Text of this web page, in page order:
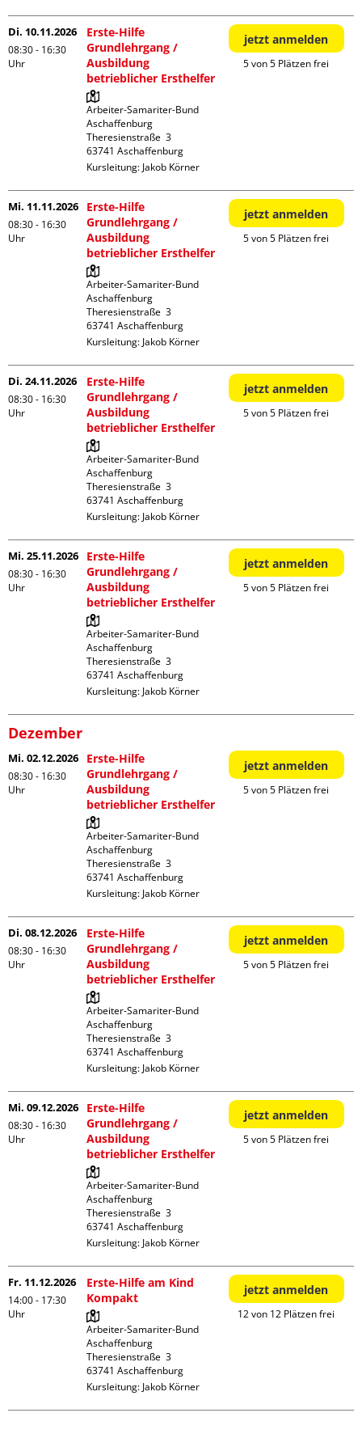
Di. 10.11.2026
08:30 - 16:30
Uhr
Erste-Hilfe
Grundlehrgang /
Ausbildung
betrieblicher Ersthelfer
Arbeiter-Samariter-Bund
Aschaffenburg
Theresienstraße  3
Kursleitung: Jakob Körner
jetzt anmelden
5 von 5 Plätzen frei
Mi. 11.11.2026
08:30 - 16:30
Uhr
Erste-Hilfe
Grundlehrgang /
Ausbildung
betrieblicher Ersthelfer
Arbeiter-Samariter-Bund
Aschaffenburg
Theresienstraße  3
Kursleitung: Jakob Körner
jetzt anmelden
5 von 5 Plätzen frei
Di. 24.11.2026
08:30 - 16:30
Uhr
Erste-Hilfe
Grundlehrgang /
Ausbildung
betrieblicher Ersthelfer
Arbeiter-Samariter-Bund
Aschaffenburg
Theresienstraße  3
Kursleitung: Jakob Körner
jetzt anmelden
5 von 5 Plätzen frei
Mi. 25.11.2026
08:30 - 16:30
Uhr
Erste-Hilfe
Grundlehrgang /
Ausbildung
betrieblicher Ersthelfer
Arbeiter-Samariter-Bund
Aschaffenburg
Theresienstraße  3
Kursleitung: Jakob Körner
jetzt anmelden
5 von 5 Plätzen frei
Dezember
Mi. 02.12.2026
08:30 - 16:30
Uhr
Erste-Hilfe
Grundlehrgang /
Ausbildung
betrieblicher Ersthelfer
Arbeiter-Samariter-Bund
Aschaffenburg
Theresienstraße  3
Kursleitung: Jakob Körner
jetzt anmelden
5 von 5 Plätzen frei
Di. 08.12.2026
08:30 - 16:30
Uhr
Erste-Hilfe
Grundlehrgang /
Ausbildung
betrieblicher Ersthelfer
Arbeiter-Samariter-Bund
Aschaffenburg
Theresienstraße  3
Kursleitung: Jakob Körner
jetzt anmelden
5 von 5 Plätzen frei
Mi. 09.12.2026
08:30 - 16:30
Uhr
Erste-Hilfe
Grundlehrgang /
Ausbildung
betrieblicher Ersthelfer
Arbeiter-Samariter-Bund
Aschaffenburg
Theresienstraße  3
Kursleitung: Jakob Körner
jetzt anmelden
5 von 5 Plätzen frei
Fr. 11.12.2026
14:00 - 17:30
Uhr
Erste-Hilfe am Kind
Kompakt
Arbeiter-Samariter-Bund
Aschaffenburg
Theresienstraße  3
Kursleitung: Jakob Körner
jetzt anmelden
12 von 12 Plätzen frei